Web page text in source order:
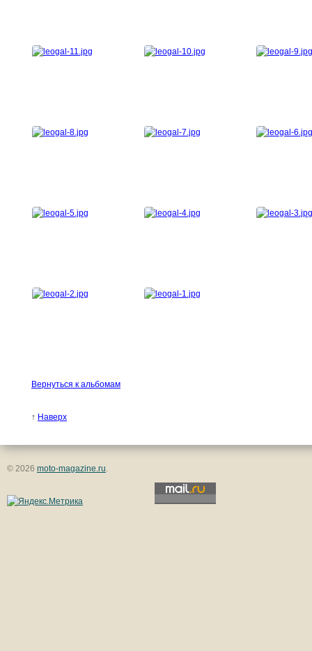
Вернуться к альбомам
↑ Наверх
© 2026 moto-magazine.ru.